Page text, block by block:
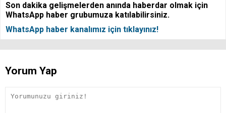
Son dakika gelişmelerden anında haberdar olmak için
WhatsApp haber grubumuza katılabilirsiniz.
WhatsApp haber kanalımız için tıklayınız!
Yorum Yap